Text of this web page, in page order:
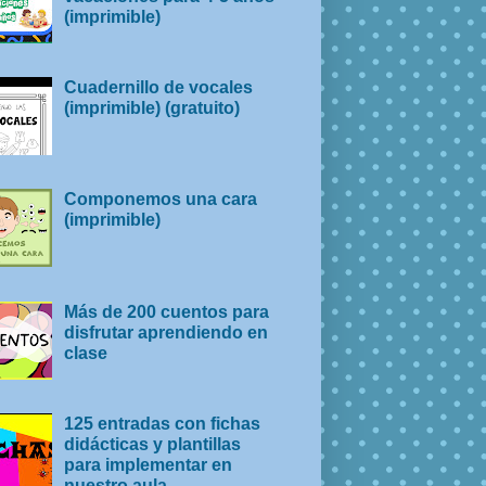
(imprimible)
Cuadernillo de vocales
(imprimible) (gratuito)
Componemos una cara
(imprimible)
Más de 200 cuentos para
disfrutar aprendiendo en
clase
125 entradas con fichas
didácticas y plantillas
para implementar en